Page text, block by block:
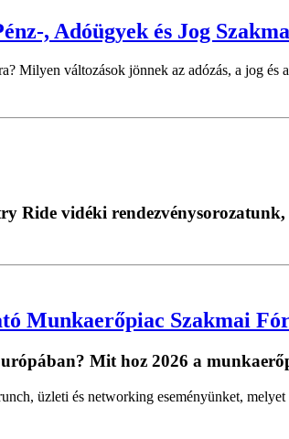
, Adóügyek és Jog
Milyen változások jönnek az adózás, a jog
Ride vidéki
Munkaerőpiac Szakmai
Mit hoz 2026 a
üzleti és networking eseményünket,